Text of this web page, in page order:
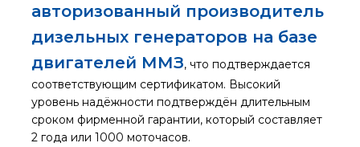
авторизованный производитель
дизельных генераторов на базе
двигателей ММЗ, что подтверждается
соответствующим сертификатом. Высокий
уровень надёжности подтверждён длительным
сроком фирменной гарантии, который составляет
2 года или 1000 моточасов.